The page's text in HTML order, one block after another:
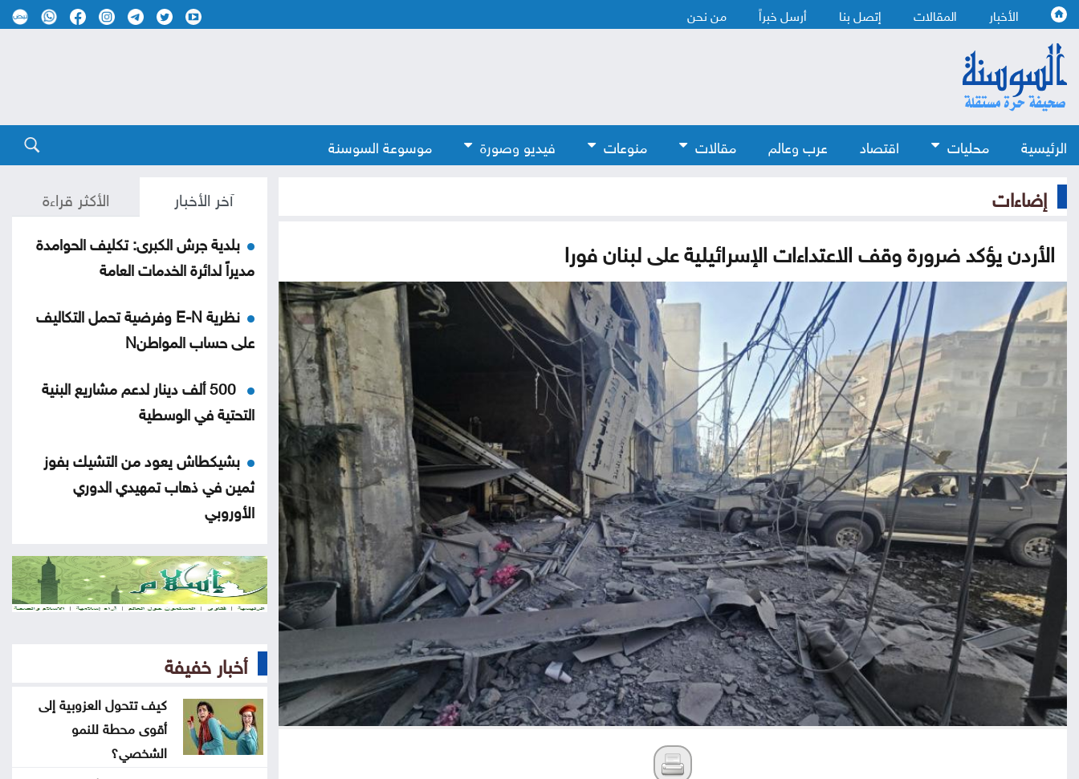
الأخبار المقالات إتصل بنا أرسل خبراً من نحن
الرئيسية محليات اقتصاد عرب وعالم مقالات منوعات فيديو وصورة موسوعة السوسنة
إضاءات
الأردن يؤكد ضرورة وقف الاعتداءات الإسرائيلية على لبنان فورا
آخر الأخبار الأكثر قراءة
بلدية جرش الكبرى: تكليف الحوامدة
مديراً لدائرة الخدمات العامة
نظرية E-N وفرضية تحمل التكاليف
على حساب المواطنN
500 ألف دينار لدعم مشاريع البنية
التحتية في الوسطية
بشيكطاش يعود من التشيك بفوز
ثمين في ذهاب تمهيدي الدوري
الأوروبي
أوغندا توافق على نشر وحدة من
جيشها في غزة
بالعالم تمر عبر مضيق البوسفور
الأردن يدين التفجير الإرهابي الذي
استهدف حافلة في جرمانا بريف دمشق
غوتيريش يدعو روسيا وأوكرانيا إلى
أخبار خفيفة
كيف تتحول العزوبية إلى
أقوى محطة للنمو
الشخصي؟